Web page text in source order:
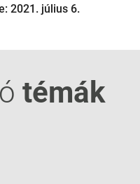
2021. július 6.
témák